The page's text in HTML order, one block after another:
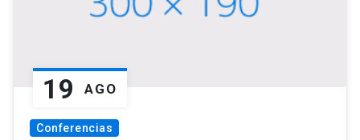
19 AGO
Conferencias